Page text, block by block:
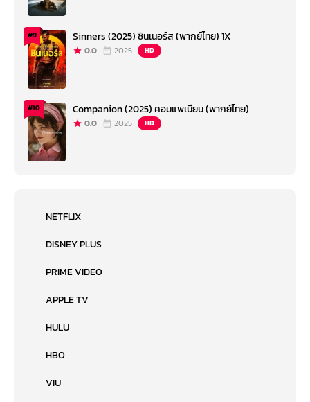
#9 Sinners (2025) ซินเนอร์ส (พากย์ไทย) 1X
0.0 2025 HD
#10 Companion (2025) คอมแพเนียน (พากย์ไทย)
0.0 2025 HD
NETFLIX
DISNEY PLUS
PRIME VIDEO
APPLE TV
HULU
HBO
VIU